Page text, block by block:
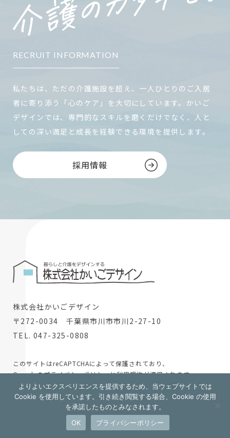
採用情報
RECRUIT INFORMATION
私たちは、ただの介護施設を超え、一人ひとりのご入居
者に寄り添う「心のケア」を大切にしています。かいご
デザインでは、専門的なスキルを磨くだけでなく、人と
しての深い満足と成長を経験できる環境を提供します。
採用情報
株式会社かいごデザイン
〒272-0034 千葉県市川市市川2-27-10
TEL. 047-325-0808
このサイトはreCAPTCHAによって保護されており、
Googleのプライバシーポリシーと利用規約が適用されます。
© 2024 株式会社かいごデザイン
よりよいエクスペリエンスを提供するため、当ウェブサイトでは
Cookie を使用しています。引き続き閲覧する場合、Cookie の使用
を承諾したものとみなされます。
OK
プライバシーポリシー